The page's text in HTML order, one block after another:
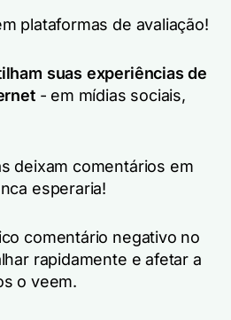
plataformas de avaliação!
suas experiências de
- em mídias sociais,
deixam comentários em
esperaria!
comentário negativo no
rapidamente e afetar a
o veem.